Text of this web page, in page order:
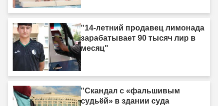
"14-летний продавец лимонада
зарабатывает 90 тысяч лир в
месяц"
"Скандал с «фальшивым
судьёй» в здании суда